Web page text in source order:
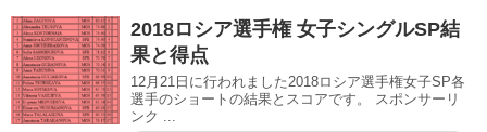
2018ロシア選手権 女子シングルSP結
果と得点
12月21日に行われました2018ロシア選手権女子SP各
選手のショートの結果とスコアです。 スポンサーリ
ンク ...